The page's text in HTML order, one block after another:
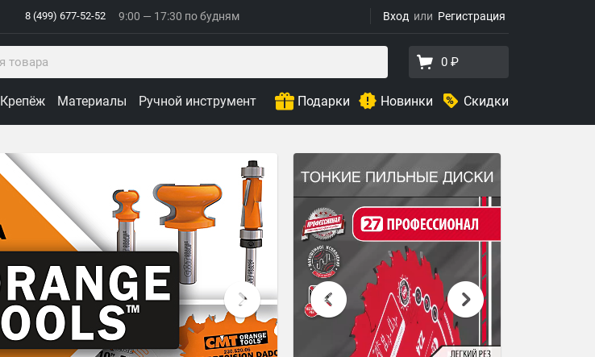
Вход Регистрация
8 (499) 677-52-52 9:00 — 17:30 по будням
0 ₽
Крепёж Материалы Ручной инструмент Подарки Новинки Скидки